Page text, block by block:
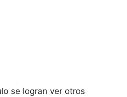
se logran ver otros